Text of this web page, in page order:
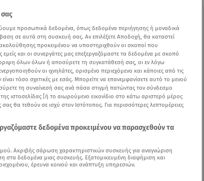
προσωπικά δεδομένα, όπως δεδομένα περιήγησης ή μοναδικά
σε αυτά στη συσκευή σας. Αν επιλέξετε Αποδοχή, θα καταστεί
προκειμένου να υποστηριχθούν οι σκοποί που
και οι συνεργάτες μας επεξεργαζόμαστε τα δεδομένα με σκοπό
όλων όλων ή αποσύρετε τη συγκατάθεσή σας, οι εν λόγω
οι ιχνηλάτες, ορισμένο περιεχόμενο και κάποιες από τις
τόσο σχετικές με εσάς. Μπορείτε να επανεμφανίσετε αυτό το μενού
τη συναίνεσή σας ανά πάσα στιγμή πατώντας τον σύνδεσμο
ιστοσελίδας [ή το αιωρούμενο εικονίδιο στο κάτω αριστερό μέρος
σας θα τεθούν σε ισχύ στον Ιστότοπος. Για περισσότερες λεπτομέρειες
δεδομένα προκειμένου να παρασχεθούν τα
Ακριβής σάρωση χαρακτηριστικών συσκευής για αναγνώριση
δεδομένα μιας συσκευής. Εξατομικευμένη διαφήμιση και
έρευνα κοινού και ανάπτυξη υπηρεσιών.